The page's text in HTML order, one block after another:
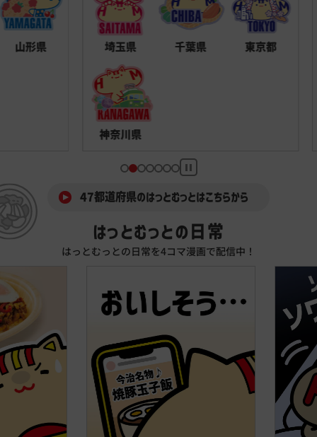
47都道府県のはっとむっとはこちらから
はっとむっとの日常
はっとむっとの日常を4コマ漫画で配信中！